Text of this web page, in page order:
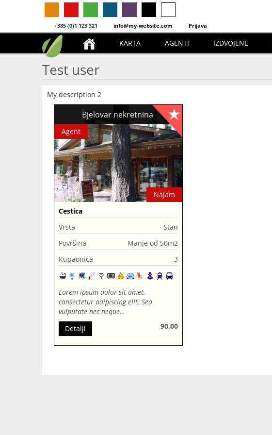
+385 (0)1 123 321 info@my-website.com Prijava
KARTA AGENTI IZDVOJENE
Test user
My description 2
Bjelovar nekretnina
Najam
Agent
Cestica
Vrsta
Stan
Površina
Manje od 50m2
Kupaonica
3
Lorem ipsum dolor sit amet,
consectetur adipiscing elit. Sed
vulputate nec neque…
90,00
Detalji